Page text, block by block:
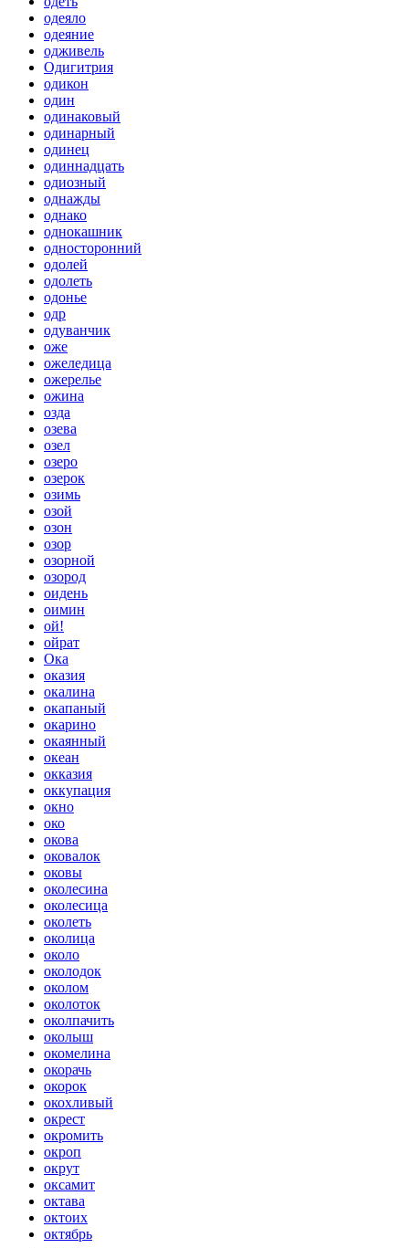
одеяло
одеяние
одживель
Одигитрия
одикон
один
одинаковый
одинарный
одинец
одиннадцать
одиозный
однажды
однако
однокашник
односторонний
одолей
одолеть
одонье
одр
одуванчик
оже
ожеледица
ожерелье
ожина
озда
озева
озел
озеро
озерок
озимь
озой
озон
озор
озорной
озород
оидень
оимин
ой!
ойрат
Ока
оказия
окалина
окапаный
окарино
окаянный
океан
окказия
оккупация
окно
око
окова
оковалок
оковы
околесина
околесица
околеть
околица
около
околодок
околом
околоток
околпачить
околыш
окомелина
окорачь
окорок
окохливый
окрест
окромить
окроп
окрут
оксамит
октава
октоих
октябрь